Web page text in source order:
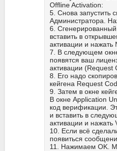
Offline Activation:
5. Снова запустить
Администратора.
6.
вставить в
активации и нажать
7. В следующем
появятся ваш
активации (Request
8. Его надо
кейгена Request
9. Затем в окне
В окне Application
код верификации.
и вставить в
активации и нажать
10. Если всё
появиться
11. Нажимаем OK.